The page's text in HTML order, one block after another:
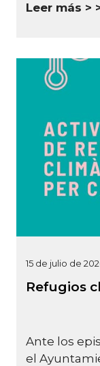
Leer más >
15 de julio de
Refugios
Ante los
el